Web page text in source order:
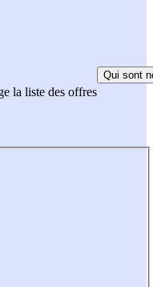
la liste des offres
Qui sont